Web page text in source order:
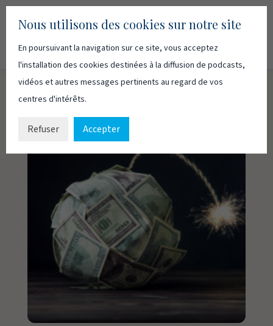
Nous utilisons des cookies sur notre site
En poursuivant la navigation sur ce site, vous acceptez
l'installation des cookies destinées à la diffusion de podcasts,
vidéos et autres messages pertinents au regard de vos
centres d'intérêts.
Refuser Accepter